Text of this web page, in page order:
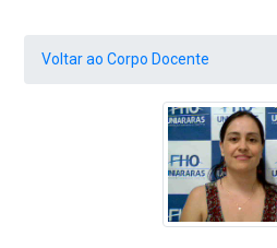
Voltar ao Corpo Docente